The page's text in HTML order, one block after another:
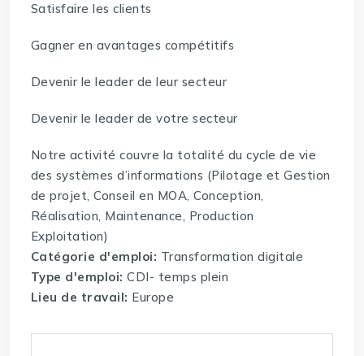
Satisfaire les clients
Gagner en avantages compétitifs
Devenir le leader de leur secteur
Devenir le leader de votre secteur
Notre activité couvre la totalité du cycle de vie
des systèmes d’informations (Pilotage et Gestion
de projet, Conseil en MOA, Conception,
Réalisation, Maintenance, Production
Exploitation)
Catégorie d'emploi: Transformation digitale
Type d'emploi:CDI- temps plein
Lieu de travail: Europe